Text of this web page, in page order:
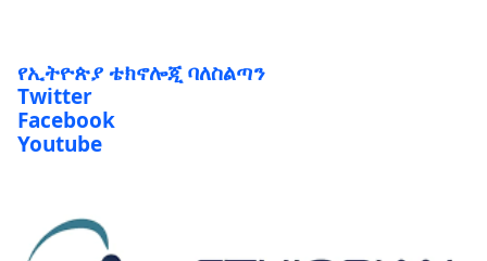
የኢትዮጵያ ቴክኖሎጂ ባለስልጣን
Twitter
Facebook
Youtube